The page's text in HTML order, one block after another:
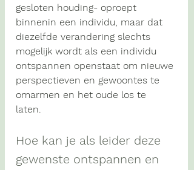
gesloten houding- oproept
binnenin een individu, maar dat
diezelfde verandering slechts
mogelijk wordt als een individu
ontspannen openstaat om nieuwe
perspectieven en gewoontes te
omarmen en het oude los te
laten.
Hoe kan je als leider deze
gewenste ontspannen en